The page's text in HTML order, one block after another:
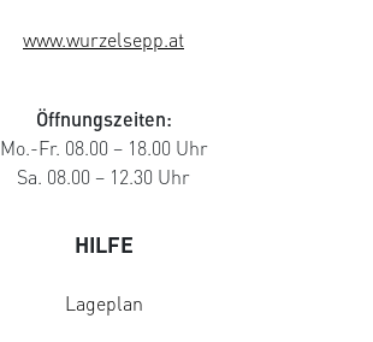
www.wurzelsepp.at
Öffnungszeiten:
Mo.-Fr. 08.00 – 18.00 Uhr
Sa. 08.00 – 12.30 Uhr
HILFE
Lageplan